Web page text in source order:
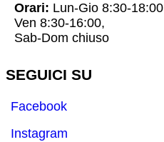
Orari: Lun-Gio 8:30-
Ven 8:30-16:00,
Sab-Dom chiuso
SEGUICI SU
Facebook
Instagram